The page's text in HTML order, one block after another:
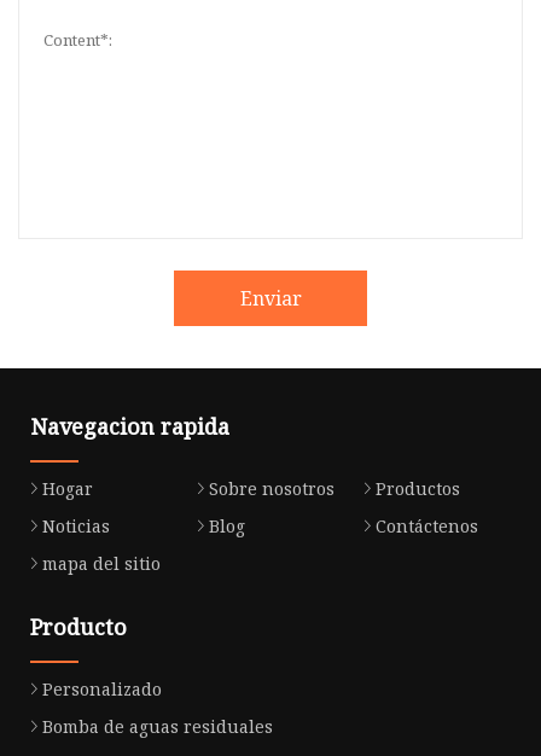
Enviar
Navegacion rapida
Hogar Sobre nosotros
Productos
Noticias
Blog
Contáctenos
mapa del sitio
Producto
Personalizado
Bomba de aguas residuales